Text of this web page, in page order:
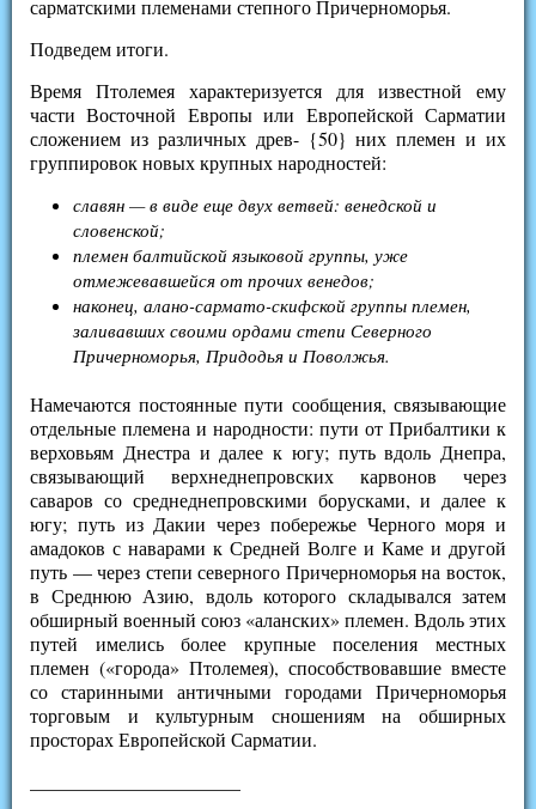
сарматскими племенами степного Причерноморья.
Подведем итоги.
Время Птолемея характеризуется для известной ему
части Восточной Европы или Европейской Сарматии
сложением из различных древ- {50} них племен и их
группировок новых крупных народностей:
славян — в виде еще двух ветвей: венедской и
словенской;
племен балтийской языковой группы, уже
отмежевавшейся от прочих венедов;
наконец, алано-сармато-скифской группы племен,
заливавших своими ордами степи Северного
Причерноморья, Придодья и Поволжья.
Намечаются постоянные пути сообщения, связывающие
отдельные племена и народности: пути от Прибалтики к
верховьям Днестра и далее к югу; путь вдоль Днепра,
связывающий верхнеднепровских карвонов через
саваров со среднеднепровскими борусками, и далее к
югу; путь из Дакии через побережье Черного моря и
амадоков с наварами к Средней Волге и Каме и другой
путь — через степи северного Причерноморья на восток,
в Среднюю Азию, вдоль которого складывался затем
обширный военный союз «аланских» племен. Вдоль этих
путей имелись более крупные поселения местных
племен («города» Птолемея), способствовавшие вместе
со старинными античными городами Причерноморья
торговым и культурным сношениям на обширных
просторах Европейской Сарматии.